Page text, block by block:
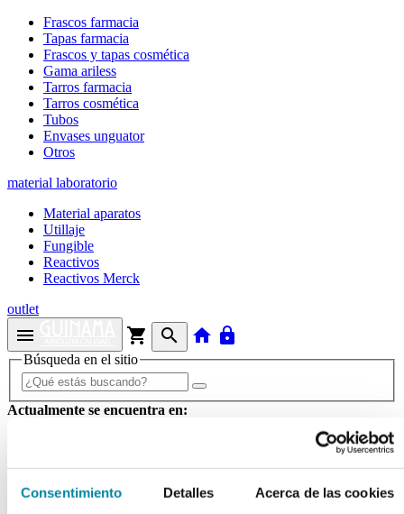
Consentimiento Detalles Acerca de las cookies
Frascos farmacia
Tapas farmacia
Frascos y tapas cosmética
Gama ariless
Tarros farmacia
Tarros cosmética
Tubos
Envases unguator
Otros
material laboratorio
Material aparatos
Utillaje
Fungible
Reactivos
Reactivos Merck
outlet
menu shopping_cart search home lock
Búsqueda en el sitio
Actualmente se encuentra en:
FRASCO 1 ml PELD TRASLUCIDO VIAL COLIRIO
ESTERIL 100X10Ud